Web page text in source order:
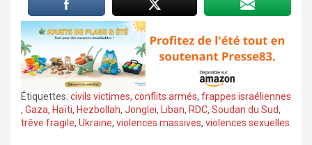
Étiquettes: civils victimes, conflits armés, frappes israéliennes
, Gaza, Haïti, Hezbollah, Jonglei, Liban, RDC, Soudan du Sud,
trêve fragile, Ukraine, violences massives, violences sexuelles